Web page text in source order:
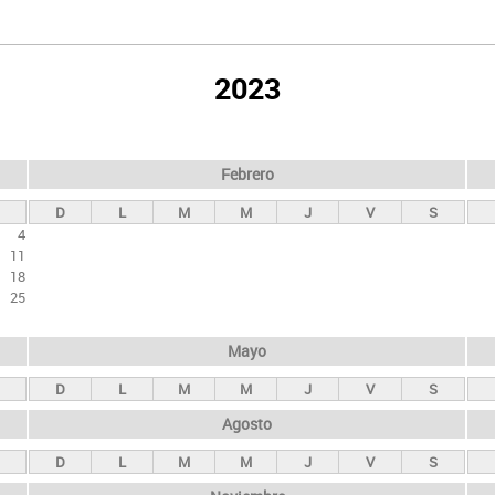
2023
4
11
18
25
Febrero
D L M M J V S
Mayo
D L M M J V S
Agosto
D L M M J V S